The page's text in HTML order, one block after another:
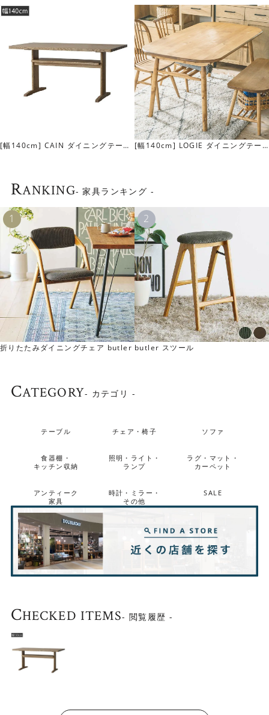
同じシリーズの回転チェアや肘無しベンチとセットでお使
要な家具をお選びいただけます。
▼ダイニングテーブル(幅140cm)、回転チェア、ベンチ(肘
イニングテー
[幅140cm] MINO ダイニングテーブ [幅160cm]
RANKING- 家具ランキング -
折りたたみダイニングチェア butler butler スツール
CATEGORY- カテゴリ -
テーブル チェア・椅子 ソファ
食器棚・
キッチン収納
照明・ライト・
ランプ
ラグ・マット・
カーペット
アンティーク
家具
時計・ミラー・
その他
SALE
CHECKED ITEMS- 閲覧履歴 -